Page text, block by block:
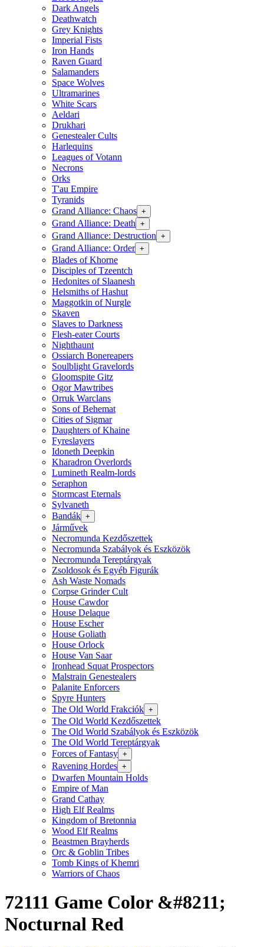
Dark Angels
Deathwatch
Grey Knights
Imperial Fists
Iron Hands
Raven Guard
Salamanders
Space Wolves
Ultramarines
White Scars
Aeldari
Drukhari
Genestealer Cults
Harlequins
Leagues of Votann
Necrons
Orks
T'au Empire
Tyranids
Grand Alliance: Chaos +
Grand Alliance: Death +
Grand Alliance: Destruction +
Grand Alliance: Order +
Blades of Khorne
Disciples of Tzeentch
Hedonites of Slaanesh
Helsmiths of Hashut
Maggotkin of Nurgle
Skaven
Slaves to Darkness
Flesh-eater Courts
Nighthaunt
Ossiarch Bonereapers
Soulblight Gravelords
Gloomspite Gitz
Ogor Mawtribes
Orruk Warclans
Sons of Behemat
Cities of Sigmar
Daughters of Khaine
Fyreslayers
Idoneth Deepkin
Kharadron Overlords
Lumineth Realm-lords
Seraphon
Stormcast Eternals
Sylvaneth
Bandák +
Járművek
Necromunda Kezdőszettek
Necromunda Szabályok és Eszközök
Necromunda Tereptárgyak
Zsoldosok és Egyéb Figurák
Ash Waste Nomads
Corpse Grinder Cult
House Cawdor
House Delaque
House Escher
House Goliath
House Orlock
House Van Saar
Ironhead Squat Prospectors
Malstrain Genestealers
Palanite Enforcers
Spyre Hunters
The Old World Frakciók +
The Old World Kezdőszettek
The Old World Szabályok és Eszközök
The Old World Tereptárgyak
Forces of Fantasy +
Ravening Hordes +
Dwarfen Mountain Holds
Empire of Man
Grand Cathay
High Elf Realms
Kingdom of Bretonnia
Wood Elf Realms
Beastmen Brayherds
Orc & Goblin Tribes
Tomb Kings of Khemri
Warriors of Chaos
72111 Game Color &#8211;
Nocturnal Red